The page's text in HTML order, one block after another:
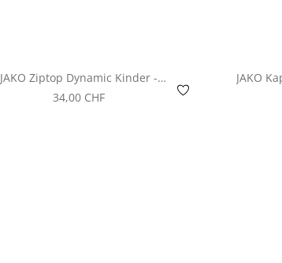
JAKO Ziptop Dynamic Kinder -
royal/weiss/marine
Regulärer Preis:
34,00 CHF
JAKO